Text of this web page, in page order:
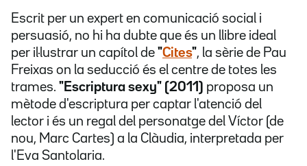
Escrit per un expert en comunicació social i
persuasió, no hi ha dubte que és un llibre ideal
per il·lustrar un capítol de "Cites", la sèrie de Pau
Freixas on la seducció és el centre de totes les
trames. "Escriptura sexy" (2011) proposa un
mètode d'escriptura per captar l'atenció del
lector i és un regal del personatge del Víctor (de
nou, Marc Cartes) a la Clàudia, interpretada per
l'Eva Santolaria.